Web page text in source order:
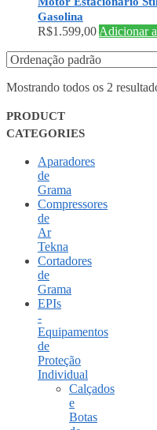
Gasolina
R$1.599,00Adicionar
Mostrando todos os 2
PRODUCT
CATEGORIES
Aparadores
de
Grama
Compressores
de
Ar
Tekna
Cortadores
de
Grama
EPIs
-
Equipamentos
de
Proteção
Individual
Calçados
e
Botas